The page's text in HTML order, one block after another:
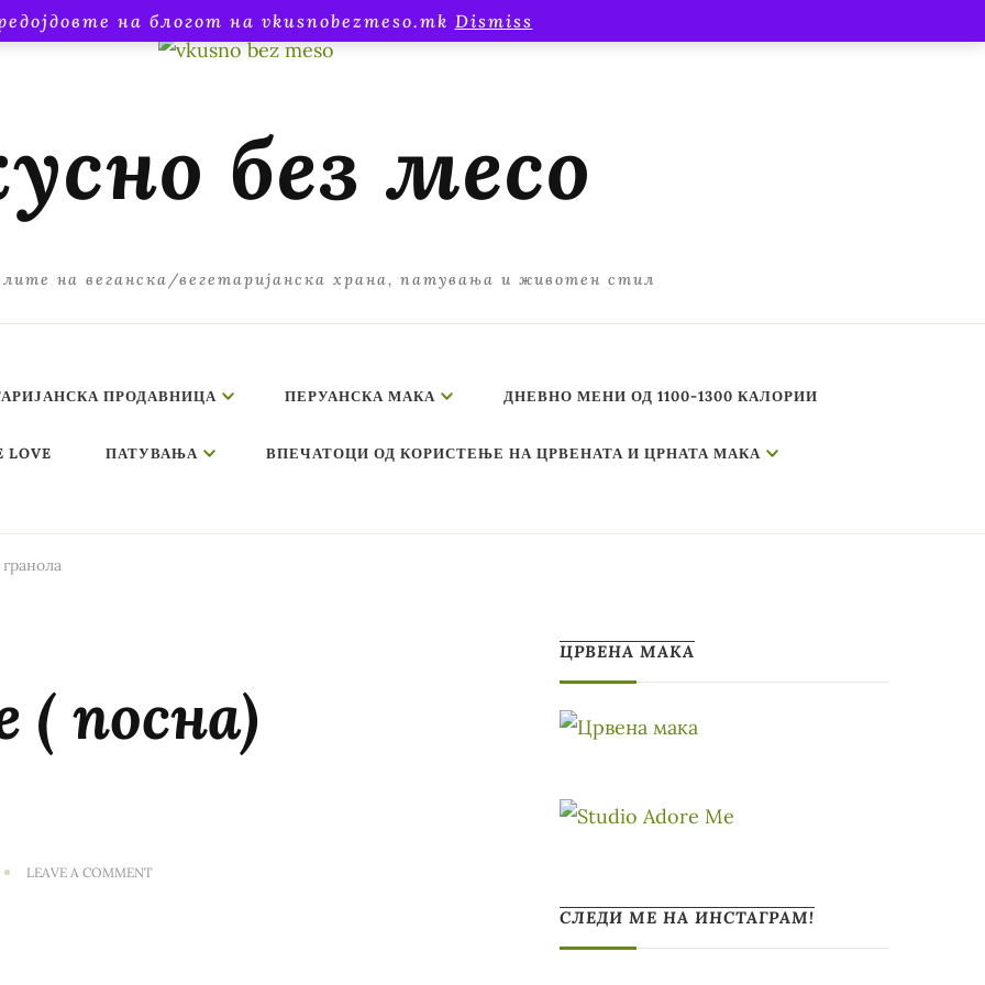
на блогот на vkusnobezmeso.mk Dismiss
без месо
на веганска/вегетаријанска храна, патувања и животен стил
ПРОДАВНИЦА ПЕРУАНСКА МАКА ДНЕВНО МЕНИ ОД 1100-1300 КАЛОРИИ
LOVE ПАТУВАЊА ВПЕЧАТОЦИ ОД КОРИСТЕЊЕ НА ЦРВЕНАТА И ЦРНАТА МАКА
( посна)
LEAVE A COMMENTON
ЦРВЕНА МАКА
СЛЕДИ МЕ НА ИНСТАГРАМ!